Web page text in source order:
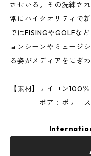
させいる。その洗練さ
常にハイクオリティで
ではFISINGやGOLFな
ョンシーンやミュージ
る姿がメディアをにぎわ
【素材】ナイロン100％
ボア：ポリエス